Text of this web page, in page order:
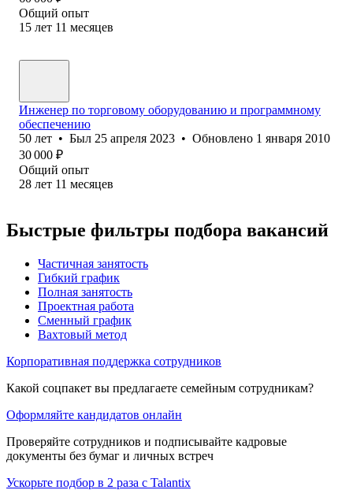
Общий опыт
15 лет 11 месяцев
Инженер по торговому оборудованию и программному
обеспечению
50 лет • Был 25 апреля 2023 • Обновлено 1 января 2010
30 000 ₽
Общий опыт
28 лет 11 месяцев
Быстрые фильтры подбора вакансий
Частичная занятость
Гибкий график
Полная занятость
Проектная работа
Сменный график
Вахтовый метод
Корпоративная поддержка сотрудников
Какой соцпакет вы предлагаете семейным сотрудникам?
Оформляйте кандидатов онлайн
Проверяйте сотрудников и подписывайте кадровые
документы без бумаг и личных встреч
Ускорьте подбор в 2 раза с Talantix